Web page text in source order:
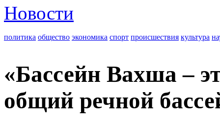
Новости
политика общество экономика спорт происшествия культура
«Бассейн Вахша –
общий речной